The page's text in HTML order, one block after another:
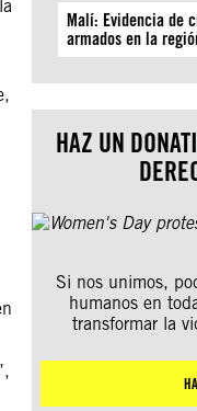
Malí: Evidencia de
armados en la
HAZ UN
Si nos unimos,
humanos en
transformar la